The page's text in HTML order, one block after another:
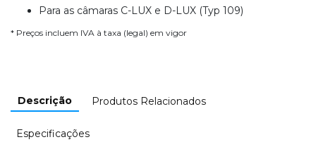
Para as câmaras C-LUX e D-LUX (Typ 109)
* Preços incluem IVA à taxa (legal) em vigor
Descrição Produtos Relacionados
Especificações